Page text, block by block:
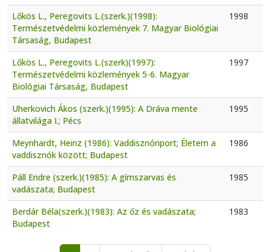
Lőkös L., Peregovits L.(szerk.)(1998):
Természetvédelmi közlemények 7. Magyar Biológiai
Társaság, Budapest
1998
Lőkös L., Peregovits L.(szerk)(1997):
Természetvédelmi közlemények 5-6. Magyar
Biológiai Társaság, Budapest
1997
Uherkovich Ákos (szerk.)(1995): A Dráva mente
állatvilága I.; Pécs
1995
Meynhardt, Heinz (1986): Vaddisznóriport; Életem a
vaddisznók között; Budapest
1986
Páll Endre (szerk.)(1985): A gímszarvas és
vadászata; Budapest
1985
Berdár Béla(szerk.)(1983): Az őz és vadászata;
Budapest
1983